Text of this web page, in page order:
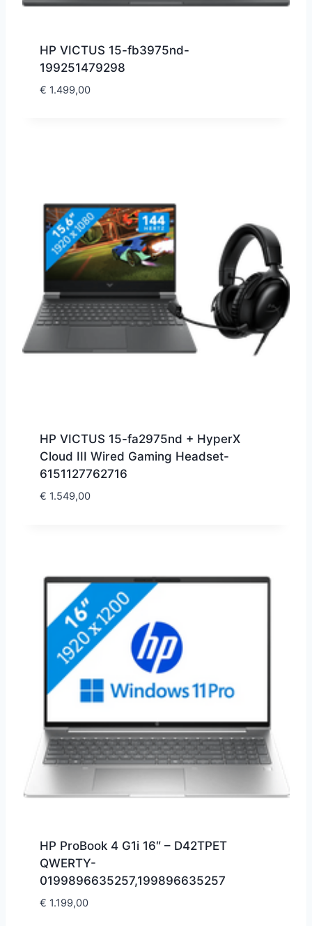
HP VICTUS 15-fb3975nd-
199251479298
€ 1.499,00
HP VICTUS 15-fa2975nd + HyperX
Cloud III Wired Gaming Headset-
6151127762716
€ 1.549,00
HP ProBook 4 G1i 16″ – D42TPET
QWERTY-
0199896635257,199896635257
€ 1.199,00